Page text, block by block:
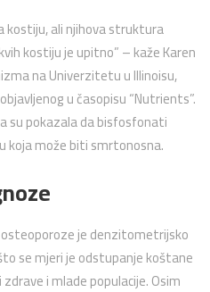
kostiju, ali njihova struktura
kostiju je upitno” – kaže Karen
na Univerzitetu u Illinoisu,
u časopisu “Nutrients”.
su pokazala da bisfosfonati
koja može biti smrtonosna.
je denzitometrijsko
se mjeri je odstupanje koštane
i mlade populacije. Osim